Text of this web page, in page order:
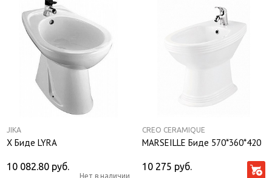
JIKA
Х Биде LYRA
10 082.80 руб.
Нет в наличии
CREO CERAMIQUE
MARSEILLE Биде 570*360*420
10 275 руб.